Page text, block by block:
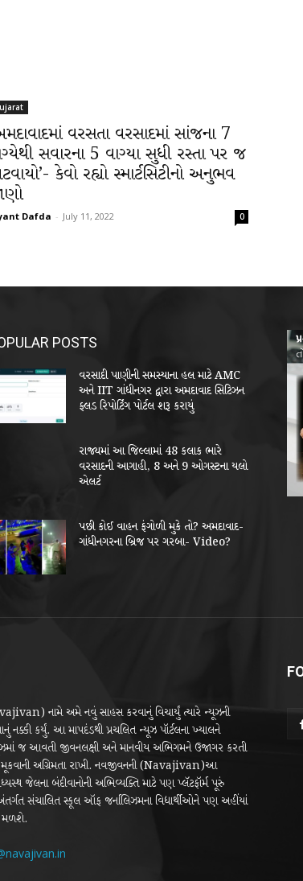
વરસતા વરસાદમાં સાંજના 7
સવારના 5 વાગ્યા સુધી રસ્તા પર જ
કેવો રહ્યો સ્માર્ટસિટીનો અનુભવ
Dafda - July 11, 2022 0
POSTS
વરસાદી પાણીની સમસ્યાના હલ માટે AMC
અને IIT ગાંધીનગર દ્વારા અમદાવાદ સિટિઝન
ફ્લડ રિપોર્ટિંગ પોર્ટલ શરૂ કરાયું
રાજ્યમાં આ જિલ્લામાં 48 કલાક ભારે
વરસાદની આગાહી, 8 અને 9 ઓગસ્ટના યલો
એલર્ટ
પછી કોઈ વાહન ફંગોળી મુકે તો? અમદાવાદ-
ગાંધીનગરના બ્રિજ પર ગરબા- Video?
નામે અમે નવું સાહસ કરવાનું વિચાર્યું ત્યારે ન્યૂઝની
નક્કી કર્યું. આ માપદંડથી પ્રચલિત ન્યૂઝ પૉર્ટલના ખ્યાલને
જ આવતી જીવનલક્ષી અને માનવીય અભિગમને ઉજાગર કરતી
મૂકવાની અગ્રિમતા રાખી. નવજીવનની (Navajivan)આ
જેલના બંદીવાનોની અભિવ્યક્તિ માટે પણ પ્લૅટફૉર્મ પૂરું
સંચાલિત સ્કૂલ ઑફ જર્નાલિઝમના વિદ્યાર્થીઓને પણ અહીંયાં
મળશે.